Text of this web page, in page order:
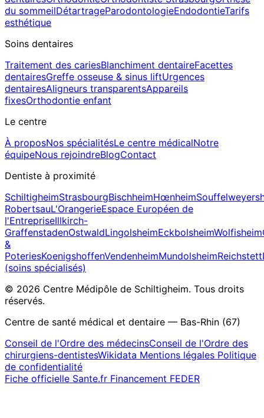
du sommeilDétartrageParodontologieEndodontieTarifs
esthétique
Soins dentaires
Traitement des cariesBlanchiment dentaireFacettes
dentairesGreffe osseuse & sinus liftUrgences
dentairesAligneurs transparentsAppareils
fixesOrthodontie enfant
Le centre
À proposNos spécialitésLe centre médicalNotre
équipeNous rejoindreBlogContact
Dentiste à proximité
SchiltigheimStrasbourgBischheimHœnheim
RobertsauL'OrangerieEspace Européen de
l'EntrepriseIllkirch-
GraffenstadenOstwaldLingolsheimEckbolsheimWolfisheim
&
PoteriesKoenigshoffenVendenheimMundolsheimReichstett
(soins spécialisés)
© 2026 Centre Médipôle de Schiltigheim. Tous droits
réservés.
Centre de santé médical et dentaire — Bas-Rhin (67)
Conseil de l'Ordre des médecinsConseil de l'Ordre des
chirurgiens-dentistesWikidata Mentions légales Politique
de confidentialité
Fiche officielle Sante.fr Financement FEDER